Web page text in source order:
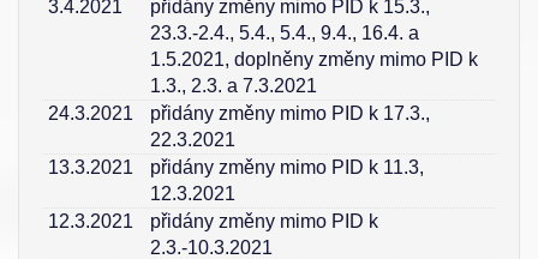
3.4.2021
přidány změny mimo PID k 15.3.,
23.3.-2.4., 5.4., 5.4., 9.4., 16.4. a
1.5.2021, doplněny změny mimo PID k
1.3., 2.3. a 7.3.2021
24.3.2021
přidány změny mimo PID k 17.3.,
22.3.2021
13.3.2021
přidány změny mimo PID k 11.3,
12.3.2021
12.3.2021
přidány změny mimo PID k
2.3.-10.3.2021